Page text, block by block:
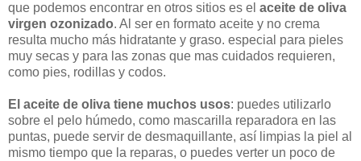
que podemos encontrar en otros sitios es el aceite de oliva
virgen ozonizado. Al ser en formato aceite y no crema
resulta mucho más hidratante y graso. especial para pieles
muy secas y para las zonas que mas cuidados requieren,
como pies, rodillas y codos.
El aceite de oliva tiene muchos usos: puedes utilizarlo
sobre el pelo húmedo, como mascarilla reparadora en las
puntas, puede servir de desmaquillante, así limpias la piel al
mismo tiempo que la reparas, o puedes verter un poco de